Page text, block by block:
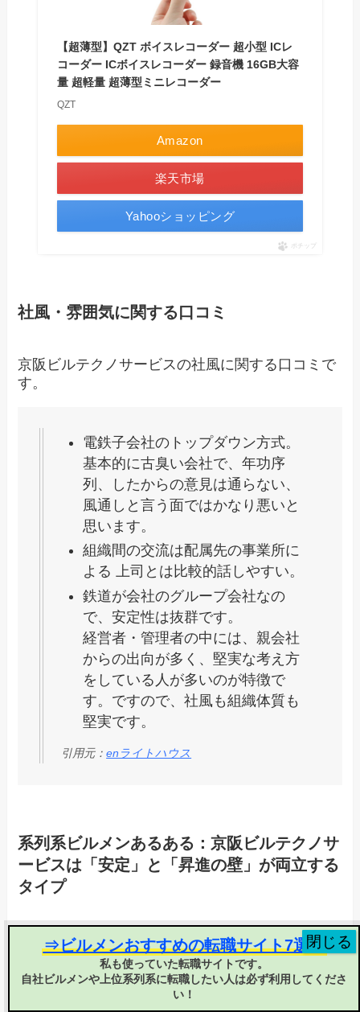
【超薄型】QZT ボイスレコーダー 超小型 ICレ
コーダー ICボイスレコーダー 録音機 16GB大容
量 超軽量 超薄型ミニレコーダー
QZT
Amazon
楽天市場
Yahooショッピング
ポチップ
社風・雰囲気に関する口コミ
京阪ビルテクノサービスの社風に関する口コミで
す。
電鉄子会社のトップダウン方式。
基本的に古臭い会社で、年功序
列、したからの意見は通らない、
風通しと言う面ではかなり悪いと
思います。
組織間の交流は配属先の事業所に
よる 上司とは比較的話しやすい。
鉄道が会社のグループ会社なの
で、安定性は抜群です。
経営者・管理者の中には、親会社
からの出向が多く、堅実な考え方
をしている人が多いのが特徴で
す。ですので、社風も組織体質も
堅実です。
引用元：enライトハウス
系列系ビルメンあるある：京阪ビルテクノサ
ービスは「安定」と「昇進の壁」が両立する
タイプ
私自身、系列系・独立系あわせて7社を渡り歩い
てきましたが、京阪ビルテクノサービスの口コミ
に出てくる「親会社からの出向組が中心で、中途
組が上に行くには相当な努力が必要」というの
⇒ビルメンおすすめの転職サイト7選！
私も使っていた転職サイトです。
自社ビルメンや上位系列系に転職したい人は必ず利用してくださ
い！